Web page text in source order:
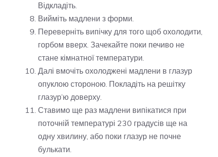
Відкладіть.
Вийміть мадлени з форми.
Переверніть випічку для того щоб охолодити,
горбом вверх. Зачекайте поки печиво не
стане кімнатної температури.
Далі вмочіть охолоджені мадлени в глазур
опуклою стороною. Покладіть на решітку
глазур’ю доверху.
Ставимо ще раз мадлени випікатися при
поточній температурі 230 градусів ще на
одну хвилину, або поки глазур не почне
булькати.